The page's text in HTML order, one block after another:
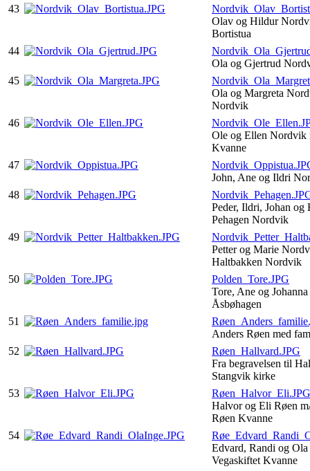
43
Olav og Hildur
Bortistua
44
Ola og Gjertrud
45
Ola og Margreta
Nordvik
46
Ole og Ellen Nordvik
Kvanne
47
John, Ane og Ildri
48
Peder, Ildri, Johan
Pehagen Nordvik
49
Petter og Marie
Haltbakken Nordvik
50
Polden_Tore.JPG
Tore, Ane og
Åsbøhagen
51
Anders Røen med
52
Røen_Hallvard.JPG
Fra begravelsen til
Stangvik kirke
53
Røen_Halvor_Eli.JPG
Halvor og Eli Røen
Røen Kvanne
54
Edvard, Randi og
Vegaskiftet Kvanne